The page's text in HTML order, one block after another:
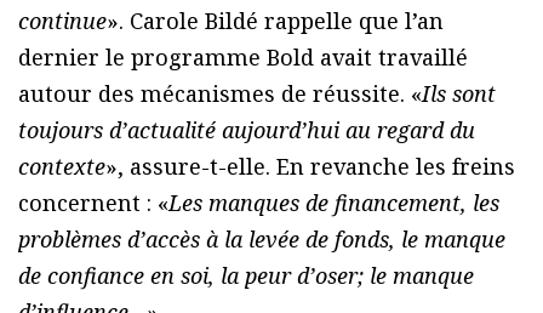
continue». Carole Bildé rappelle que l’an
dernier le programme Bold avait travaillé
autour des mécanismes de réussite. «Ils sont
toujours d’actualité aujourd’hui au regard du
contexte», assure-t-elle. En revanche les freins
concernent : «Les manques de financement, les
problèmes d’accès à la levée de fonds, le manque
de confiance en soi, la peur d’oser; le manque